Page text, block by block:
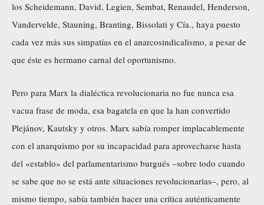
los Scheidemann, David, Legien, Sembat, Renaudel, Henderson,
Vandervelde, Stauning, Branting, Bissolati y Cía., haya puesto
cada vez más sus simpatías en el anarcosindicalismo, a pesar de
que éste es hermano carnal del oportunismo.
Pero para Marx la dialéctica revolucionaria no fue nunca esa
vacua frase de moda, esa bagatela en que la han convertido
Plejánov, Kautsky y otros. Marx sabía romper implacablemente
con el anarquismo por su incapacidad para aprovecharse hasta
del «establo» del parlamentarismo burgués –sobre todo cuando
se sabe que no se está ante situaciones revolucionarias–, pero, al
mismo tiempo, sabía también hacer una crítica auténticamente